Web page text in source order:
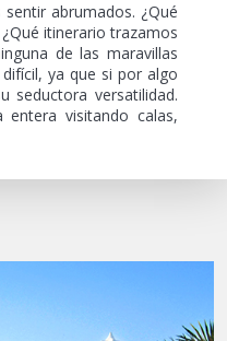
abrumados. ¿Qué
itinerario trazamos
de las maravillas
ya que si por algo
seductora versatilidad.
entera visitando calas,